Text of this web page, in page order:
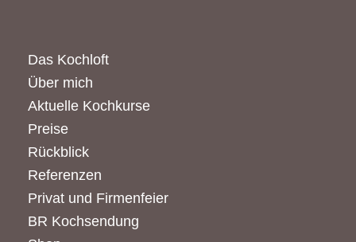
Das Kochloft
Über mich
Aktuelle Kochkurse
Preise
Rückblick
Referenzen
Privat und Firmenfeier
BR Kochsendung